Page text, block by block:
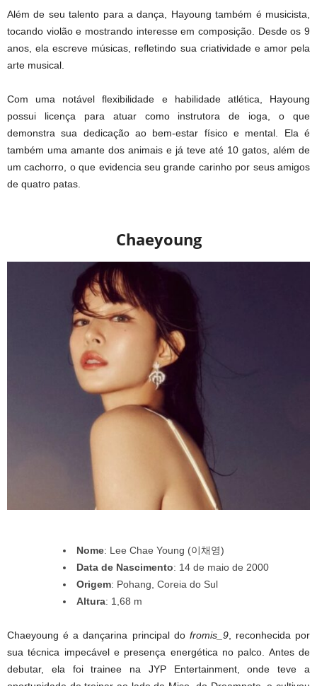
Além de seu talento para a dança, Hayoung também é musicista,
tocando violão e mostrando interesse em composição. Desde os 9
anos, ela escreve músicas, refletindo sua criatividade e amor pela
arte musical.
Com uma notável flexibilidade e habilidade atlética, Hayoung
possui licença para atuar como instrutora de ioga, o que
demonstra sua dedicação ao bem-estar físico e mental. Ela é
também uma amante dos animais e já teve até 10 gatos, além de
um cachorro, o que evidencia seu grande carinho por seus amigos
de quatro patas.
Chaeyoung
Nome: Lee Chae Young (이채영)
Data de Nascimento: 14 de maio de 2000
Origem: Pohang, Coreia do Sul
Altura: 1,68 m
Chaeyoung é a dançarina principal do fromis_9, reconhecida por
sua técnica impecável e presença energética no palco. Antes de
debutar, ela foi trainee na JYP Entertainment, onde teve a